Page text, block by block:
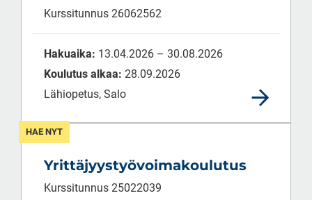
Kurssitunnus 26062562
Hakuaika: 13.04.2026 – 30.08.2026
Koulutus alkaa: 28.09.2026
Lähiopetus, Salo
HAE NYT
Yrittäjyystyövoimakoulutus
Kurssitunnus 25022039